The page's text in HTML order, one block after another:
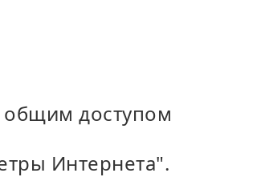
общим доступом
Интернета".